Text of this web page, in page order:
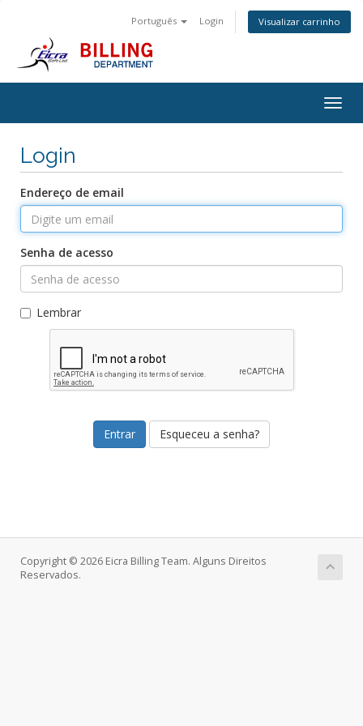
Português Login Visualizar carrinho
Login
Endereço de email
Senha de acesso
Lembrar
Esqueceu a senha?
Copyright © 2026 Eicra Billing Team. Alguns Direitos
Reservados.